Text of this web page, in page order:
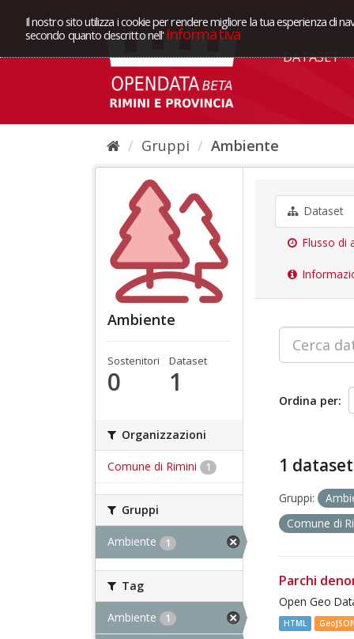
Il nostro sito utilizza i cookie per rendere migliore la tua esperienza di
secondo quanto descritto nell' Informativa
DATASET
Gruppi Ambiente
Ambiente
Sostenitori
0
Dataset
1
Organizzazioni
Comune di Rimini 1
Gruppi
Ambiente 1
Tag
Ambiente 1
Dataset
Flusso di
Ordina per
1
Gruppi:
Comune di
Parchi
Open Geo
HTML